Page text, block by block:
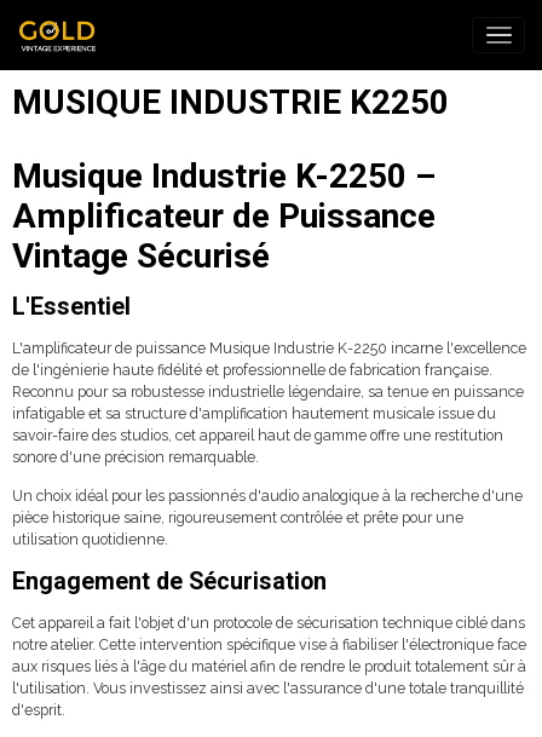
MUSIQUE INDUSTRIE K2250
Musique Industrie K-2250 –
Amplificateur de Puissance
Vintage Sécurisé
L'Essentiel
L'amplificateur de puissance Musique Industrie K-2250 incarne l'excellence
de l'ingénierie haute fidélité et professionnelle de fabrication française.
Reconnu pour sa robustesse industrielle légendaire, sa tenue en puissance
infatigable et sa structure d'amplification hautement musicale issue du
savoir-faire des studios, cet appareil haut de gamme offre une restitution
sonore d'une précision remarquable.
Un choix idéal pour les passionnés d'audio analogique à la recherche d'une
pièce historique saine, rigoureusement contrôlée et prête pour une
utilisation quotidienne.
Engagement de Sécurisation
Cet appareil a fait l'objet d'un protocole de sécurisation technique ciblé dans
notre atelier. Cette intervention spécifique vise à fiabiliser l'électronique face
aux risques liés à l'âge du matériel afin de rendre le produit totalement sûr à
l'utilisation. Vous investissez ainsi avec l'assurance d'une totale tranquillité
d'esprit.